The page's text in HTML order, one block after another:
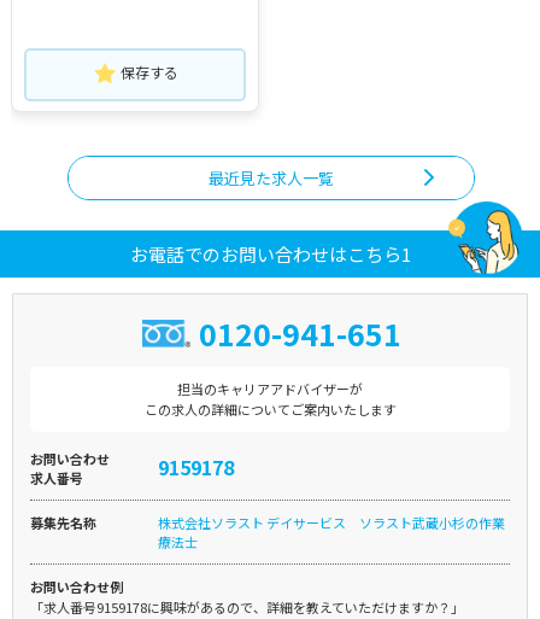
保存する
最近見た求人一覧
お電話でのお問い合わせはこちら1
0120-941-651
担当のキャリアアドバイザーが
この求人の詳細についてご案内いたします
お問い合わせ
求人番号
9159178
募集先名称
株式会社ソラスト デイサービス ソラスト武蔵小杉の作業
療法士
お問い合わせ例
「求人番号9159178に興味があるので、詳細を教えていただけますか？」